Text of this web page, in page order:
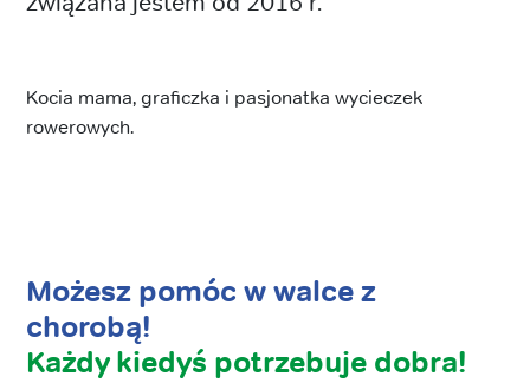
Kocia mama, graficzka i pasjonatka wycieczek
rowerowych.
Możesz pomóc w walce z
chorobą!
Każdy kiedyś potrzebuje dobra!